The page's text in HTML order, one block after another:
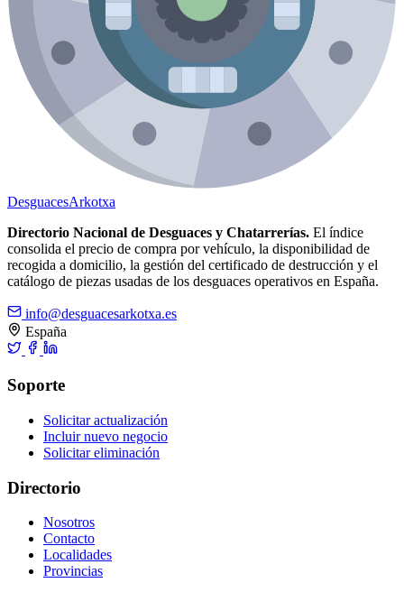
DesguacesArkotxa
Directorio Nacional de Desguaces y Chatarrerías. El índice
consolida el precio de compra por vehículo, la disponibilidad de
recogida a domicilio, la gestión del certificado de destrucción y el
catálogo de piezas usadas de los desguaces operativos en España.
info@desguacesarkotxa.es
España
Soporte
Solicitar actualización
Incluir nuevo negocio
Solicitar eliminación
Directorio
Nosotros
Contacto
Localidades
Provincias